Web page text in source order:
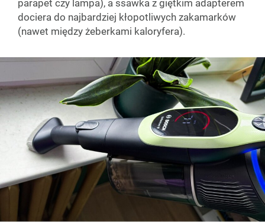
parapet czy lampa), a ssawka z giętkim adapterem
dociera do najbardziej kłopotliwych zakamarków
(nawet między żeberkami kaloryfera).